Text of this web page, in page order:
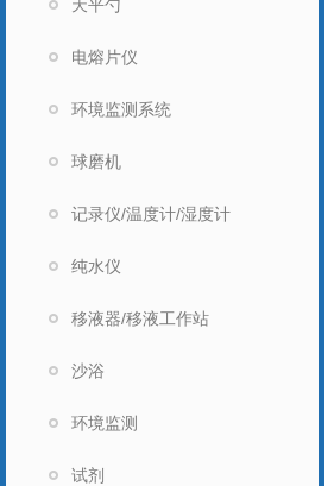
天平勺
电熔片仪
环境监测系统
球磨机
记录仪/温度计/湿度计
纯水仪
移液器/移液工作站
沙浴
环境监测
试剂